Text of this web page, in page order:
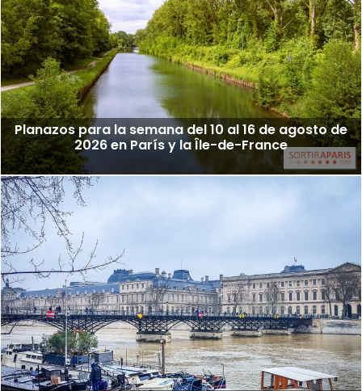
Planazos para la semana del 10 al 16 de agosto de
2026 en París y la Île-de-France